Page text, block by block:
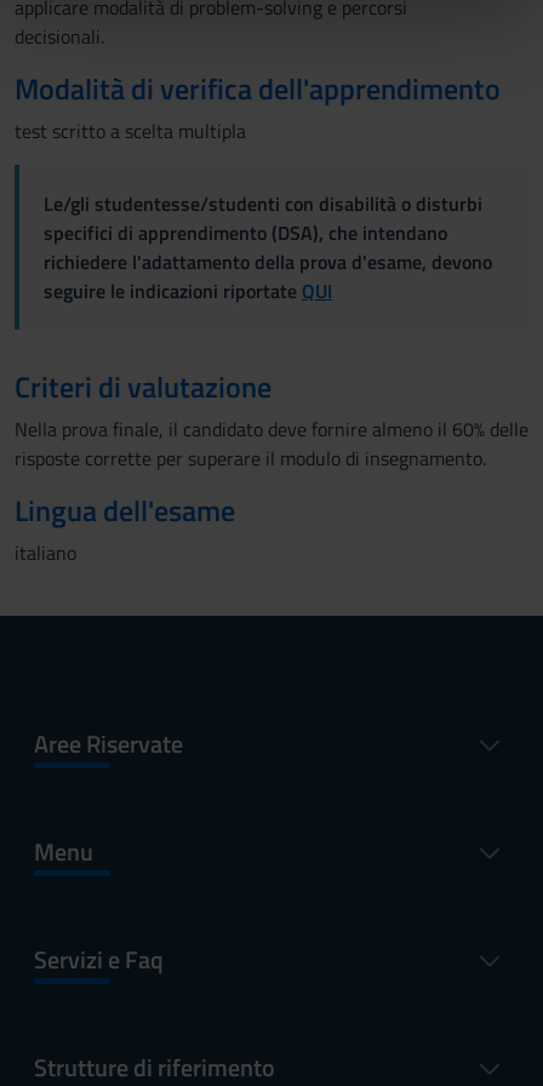
nostri partner che si occupano di analisi dei dati web,
pubblicità e social media, i quali potrebbero combinarle
con altre informazioni che hai fornito loro o che hanno
raccolto dal tuo utilizzo dei loro servizi.
applicare modalità di problem-solving e percorsi
decisionali.
Modalità di verifica dell'apprendimento
test scritto a scelta multipla
Le/gli studentesse/studenti con disabilità o disturbi
specifici di apprendimento (DSA), che intendano
richiedere l'adattamento della prova d'esame, devono
seguire le indicazioni riportate QUI
Criteri di valutazione
Nella prova finale, il candidato deve fornire almeno il 60% delle
risposte corrette per superare il modulo di insegnamento.
Lingua dell'esame
italiano
Aree Riservate
Menu
Servizi e Faq
Strutture di riferimento